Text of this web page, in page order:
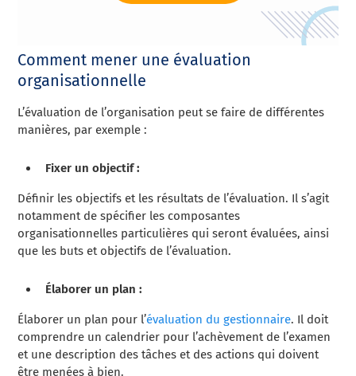
Comment mener une évaluation
organisationnelle
L’évaluation de l’organisation peut se faire de différentes
manières, par exemple :
Fixer un objectif :
Définir les objectifs et les résultats de l’évaluation. Il s’agit
notamment de spécifier les composantes
organisationnelles particulières qui seront évaluées, ainsi
que les buts et objectifs de l’évaluation.
Élaborer un plan :
Élaborer un plan pour l’évaluation du gestionnaire. Il doit
comprendre un calendrier pour l’achèvement de l’examen
et une description des tâches et des actions qui doivent
être menées à bien.